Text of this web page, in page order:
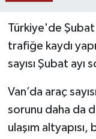
Türkiye'de Şubat
trafiğe kaydı
sayısı Şubat
Van’da araç
sorunu daha da
ulaşım